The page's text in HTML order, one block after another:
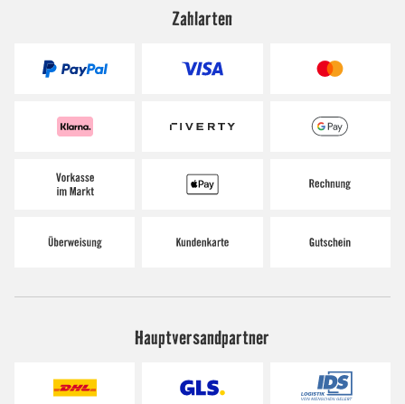
Zahlarten
Hauptversandpartner